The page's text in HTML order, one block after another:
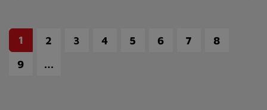
1 2 3 4 5 6 7
8
9
…